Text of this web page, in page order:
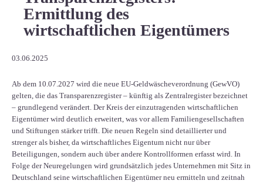
Ermittlung des
wirtschaftlichen Eigentümers
03.06.2025
Ab dem 10.07.2027 wird die neue EU-Geldwäscheverordnung (GewVO)
gelten, die das Transparenzregister – künftig als Zentralregister bezeichnet
– grundlegend verändert. Der Kreis der einzutragenden wirtschaftlichen
Eigentümer wird deutlich erweitert, was vor allem Familiengesellschaften
und Stiftungen stärker trifft. Die neuen Regeln sind detaillierter und
strenger als bisher, da wirtschaftliches Eigentum nicht nur über
Beteiligungen, sondern auch über andere Kontrollformen erfasst wird. In
Folge der Neuregelungen wird grundsätzlich jedes Unternehmen mit Sitz in
Deutschland seine wirtschaftlichen Eigentümer neu ermitteln und zeitnah